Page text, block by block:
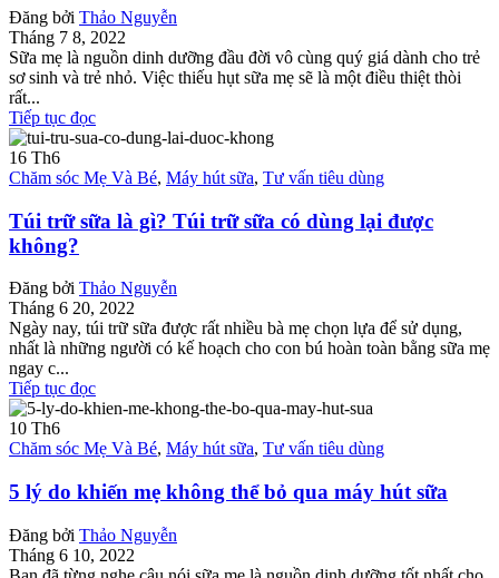
Đăng bởi Thảo Nguyễn
Tháng 7 8, 2022
Sữa mẹ là nguồn dinh dưỡng đầu đời vô cùng quý giá dành cho trẻ
sơ sinh và trẻ nhỏ. Việc thiếu hụt sữa mẹ sẽ là một điều thiệt thòi
rất...
Tiếp tục đọc
16 Th6
Chăm sóc Mẹ Và Bé, Máy hút sữa, Tư vấn tiêu dùng
Túi trữ sữa là gì? Túi trữ sữa có dùng lại được
không?
Đăng bởi Thảo Nguyễn
Tháng 6 20, 2022
Ngày nay, túi trữ sữa được rất nhiều bà mẹ chọn lựa để sử dụng,
nhất là những người có kế hoạch cho con bú hoàn toàn bằng sữa mẹ
ngay c...
Tiếp tục đọc
10 Th6
Chăm sóc Mẹ Và Bé, Máy hút sữa, Tư vấn tiêu dùng
5 lý do khiến mẹ không thể bỏ qua máy hút sữa
Đăng bởi Thảo Nguyễn
Tháng 6 10, 2022